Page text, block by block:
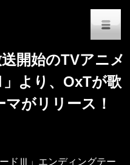
開始のTVアニメ
より、OxTが歌
がリリース！
ドⅢ」エンディングテー